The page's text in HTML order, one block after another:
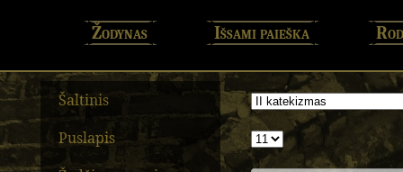
Žodynas Išsami paieška
Šaltinis
Puslapis